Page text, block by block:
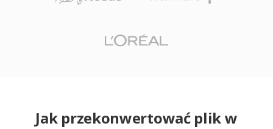
Jak przekonwertować plik w